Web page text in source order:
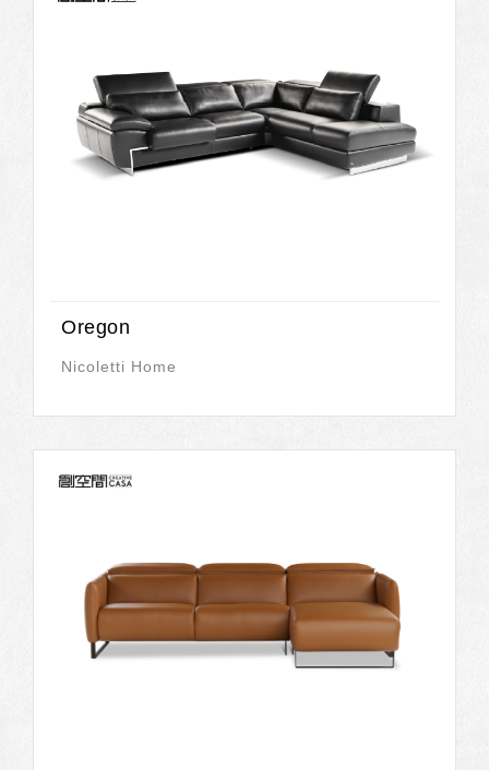
Oregon
Nicoletti Home